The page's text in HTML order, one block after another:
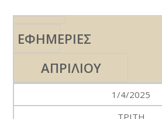
ΕΦΗΜΕΡΙΕΣ
ΑΠΡΙΛΙΟΥ
1/4/2025
ΤΡΙΤΗ